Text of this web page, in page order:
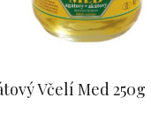
Včelí Med 250g